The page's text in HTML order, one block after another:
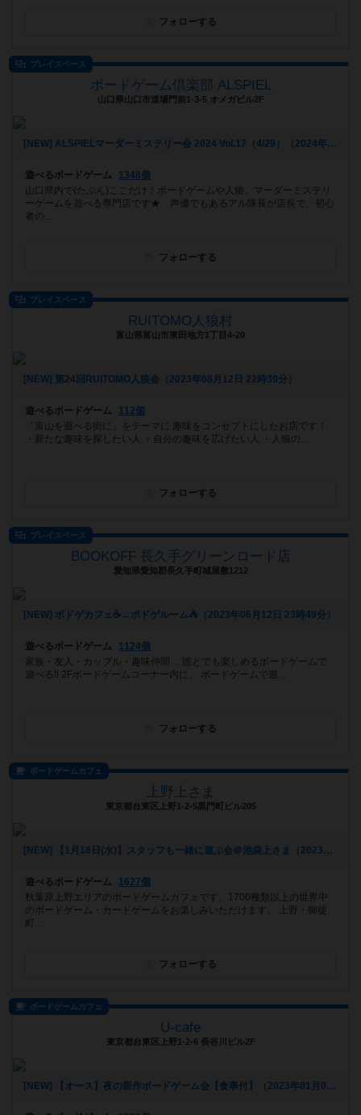
フォローする
プレイスペース
ボードゲーム倶楽部 ALSPIEL
山口県山口市道場門前1-3-5 オメガビル2F
[NEW] ALSPIELマーダーミステリー会 2024 Vol.17（4/29）（2024年04月01日 19時47分）
遊べるボードゲーム
1348個
山口県内で(たぶん)ここだけ！ボードゲームや人狼、マーダーミステリ
ーゲームを遊べる専門店です★ 声優でもあるアル隊長が店長で、初心
者の...
フォローする
プレイスペース
RUITOMO人狼村
富山県富山市東田地方1丁目4-20
[NEW] 第24回RUITOMO人狼会（2023年08月12日 22時39分）
遊べるボードゲーム
112個
「富山を遊べる街に」をテーマに 趣味をコンセプトにしたお店です！
・新たな趣味を探したい人 ・自分の趣味を広げたい人 ・人狼の...
フォローする
プレイスペース
BOOKOFF 長久手グリーンロード店
愛知県愛知郡長久手町城屋敷1212
[NEW] ボドゲカフェ☕️→ボドゲルーム⛺️（2023年06月12日 23時49分）
遊べるボードゲーム
1124個
家族・友人・カップル・趣味仲間… 誰とでも楽しめるボードゲームで
遊べる‼️ 2Fボードゲームコーナー内に、 ボードゲームで遊...
フォローする
ボードゲームカフェ
上野上さま
東京都台東区上野1-2-5黒門町ビル205
[NEW] 【1月18日(水)】スタッフも一緒に遊ぶ会＠池袋上さま（2023年01月09日 23時09分）
遊べるボードゲーム
1627個
秋葉原上野エリアのボードゲームカフェです。1700種類以上の世界中
のボードゲーム・カードゲームをお楽しみいただけます。 上野・御徒
町...
フォローする
ボードゲームカフェ
U-cafe
東京都台東区上野1-2-6 長谷川ビル2F
[NEW] 【オース】夜の新作ボードゲーム会【食事付】（2023年01月09日 20時31分）